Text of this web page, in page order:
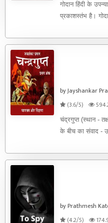
गोदान हिंदी के
प्रकाशस्तंभ है।
by Jayshankar
(3.6/5)
चंद्रगुप्त (स्थान -
के बीच का संवाद
by Prathmesh
(4.2/5)